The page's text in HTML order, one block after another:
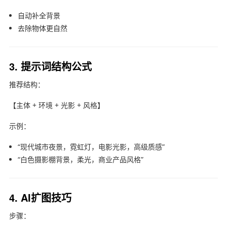
自动补全背景
去除物体更自然
3. 提示词结构公式
推荐结构：
【主体 + 环境 + 光影 + 风格】
示例：
“现代城市夜景，霓虹灯，电影光影，高级质感”
“白色摄影棚背景，柔光，商业产品风格”
4. AI扩图技巧
步骤：